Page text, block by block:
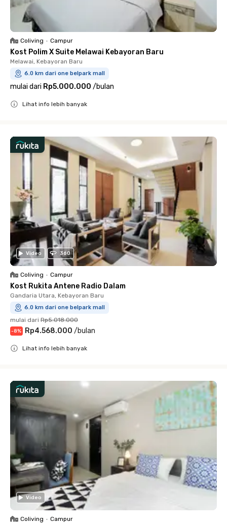
Coliving • Campur
Kost Polim X Suite Melawai Kebayoran Baru
Melawai, Kebayoran Baru
6.0 km dari one belpark mall
mulai dari Rp5.000.000 /bulan
Lihat info lebih banyak
Video 360
Coliving • Campur
Kost Rukita Antene Radio Dalam
Gandaria Utara, Kebayoran Baru
6.0 km dari one belpark mall
mulai dari Rp5.018.000
-8% Rp4.568.000 /bulan
Lihat info lebih banyak
Video
Coliving • Campur